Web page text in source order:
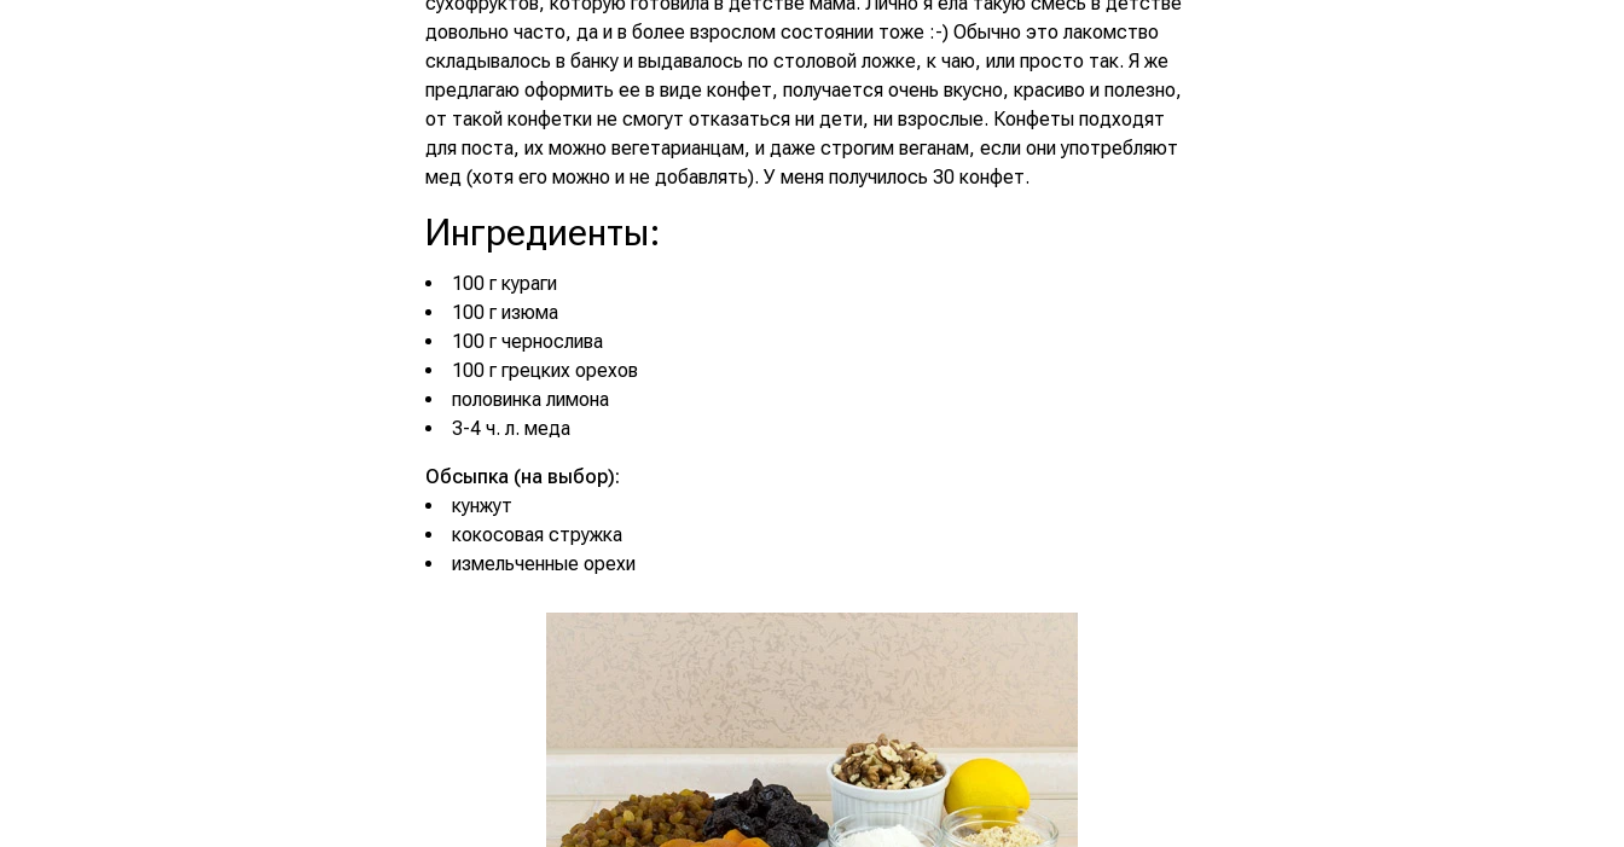
довольно часто, да и в более взрослом состоянии тоже :-) Обычно это лакомство
складывалось в банку и выдавалось по столовой ложке, к чаю, или просто так. Я же
предлагаю оформить ее в виде конфет, получается очень вкусно, красиво и полезно,
от такой конфетки не смогут отказаться ни дети, ни взрослые. Конфеты подходят
для поста, их можно вегетарианцам, и даже строгим веганам, если они употребляют
мед (хотя его можно и не добавлять). У меня получилось 30 конфет.
Ингредиенты:
100 г кураги
100 г изюма
100 г чернослива
100 г грецких орехов
половинка лимона
3-4 ч. л. меда
Обсыпка (на выбор):
кунжут
кокосовая стружка
измельченные орехи